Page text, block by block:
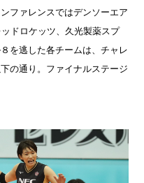
ファレンスではデンソーエア
ドロケッツ、久光製薬スプ
を逃した各チームは、チャレ
の通り。 ファイナルステージ